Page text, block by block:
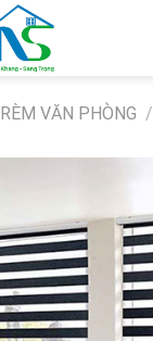
RÈM VĂN PHÒNG /